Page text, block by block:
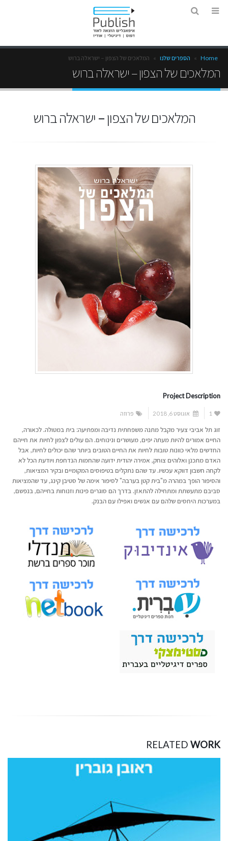
Home
» הספרים שלנו » המלאכים של הצפון – ישראלה ברוש
המלאכים של הצפון – ישראלה ברוש
המלאכים של הצפון – ישראלה ברוש
Project Description
1 אוגוסט 6, 2018 פרוזה
זוג תל אביבי צעיר מקבל מתנה משפחתית נדיבה ומפתיעה: בית במטולה. לכאורה,
החיים אמורים להיות מעתה יפים, מעושרים ונינוחים. הם עולים לצפון לחיות את חייהם
החדשים מלאי כוונות טובות לחיות את החיים הטובים ביותר שהם יכולים לחיות, אבל
האדם מתכנן ואלוהים צוחק, אמירה יהודית ידועה שהחמות הנדחפת ויודעת הכל לא
לקחה חשבון דווקא עכשיו. עד שהם נתקלים בטיפוסים המקומיים ובקיר המציאות,
והסיפור הופך במהרה מ"בית קטן בערבה" לסיפור אימה של סטיבן קינג, עד שהמציאות
סביבם מתעשתת ומתחילה להתאזן. בדרך הם סוגרים פינות וזנוחות בחייהם, בנפשם,
במערכות היחסים שלהם עם אנשים ואפילו עם הבנק.
RELATED WORK